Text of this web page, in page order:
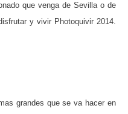
que venga de Sevilla o de
y vivir Photoquivir 2014.
grandes que se va hacer en